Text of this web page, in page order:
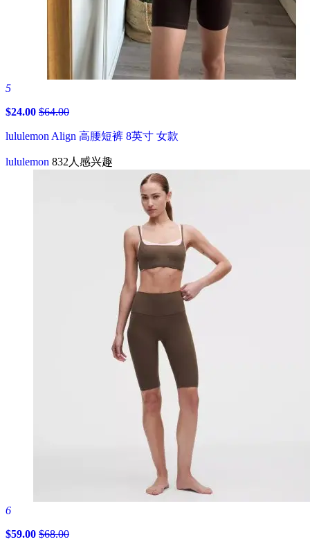
5
$24.00 $64.00
lululemon Align 高腰短裤 8英寸 女款
lululemon 832人感兴趣
6
$59.00 $68.00